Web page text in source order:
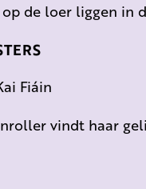
de loer liggen in
Fiáin
vindt haar